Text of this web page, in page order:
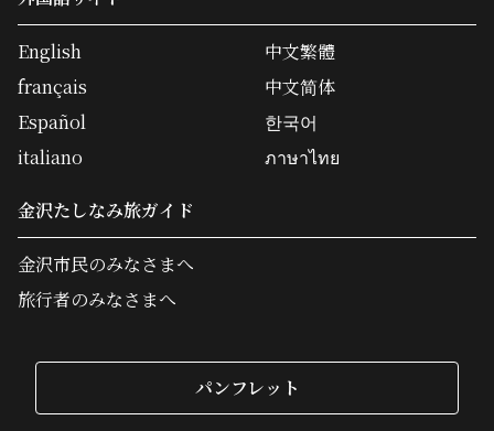
English
français
Español
italiano
中文繁體
中文简体
한국어
ภาษาไทย
金沢たしなみ旅ガイド
金沢市民のみなさまへ
旅行者のみなさまへ
パンフレット